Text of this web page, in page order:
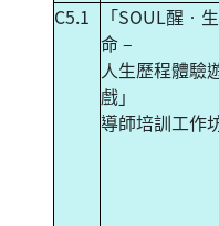
C5.1
「SOUL醒‧生
命 –
人生歷程體驗
戲」
導師培訓工作